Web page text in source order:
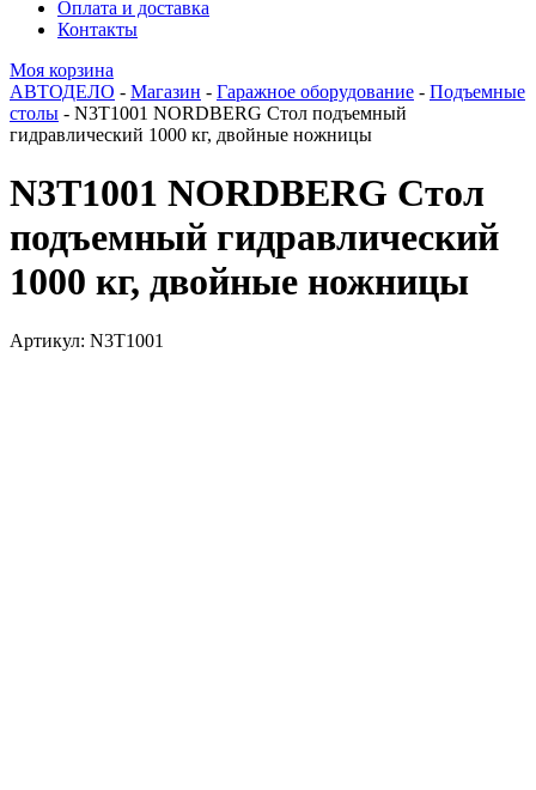
Оплата и доставка
Контакты
Моя корзина
АВТОДЕЛО - Магазин - Гаражное оборудование - Подъемные
столы - N3T1001 NORDBERG Стол подъемный
гидравлический 1000 кг, двойные ножницы
N3T1001 NORDBERG Стол
подъемный гидравлический
1000 кг, двойные ножницы
Артикул: N3T1001